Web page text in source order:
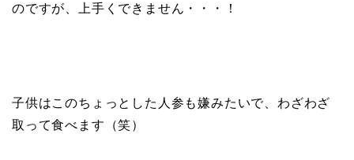
のですが、上手くできません・・・！
子供はこのちょっとした人参も嫌みたいで、わざわざ
取って食べます（笑）